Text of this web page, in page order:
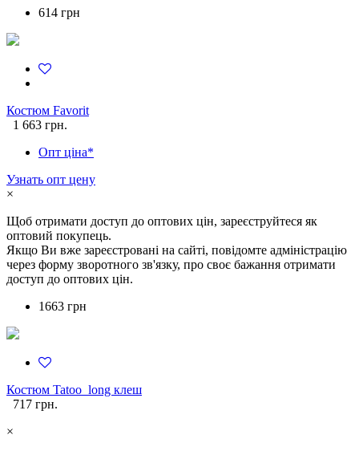
614 грн
Костюм Favorit
1 663 грн.
Опт ціна*
Узнать опт цену
×
Щоб отримати доступ до оптових цін, зареєструйтеся як
оптовий покупець.
Якщо Ви вже зареєстровані на сайті, повідомте адміністрацію
через форму зворотного зв'язку, про своє бажання отримати
доступ до оптових цін.
1663 грн
Костюм Tatoo_long клеш
717 грн.
×